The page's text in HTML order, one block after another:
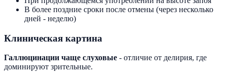
В более поздние сроки после отмены (через несколько
дней - неделю)
Клиническая картина
Галлюцинации чаще слуховые - отличие от делирия, где
доминируют зрительные.